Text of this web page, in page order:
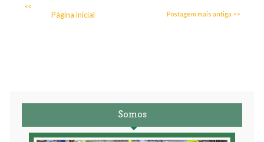
<<
Postagem mais antiga >>
Página inicial
Somos